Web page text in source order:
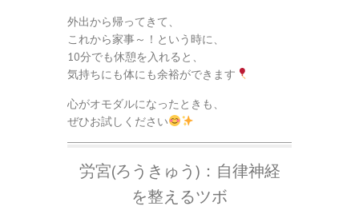
外出から帰ってきて、
これから家事～！という時に、
10分でも休憩を入れると、
気持ちにも体にも余裕ができます
心がオモダルになったときも、
ぜひお試しください
労宮(ろうきゅう)：自律神経
を整えるツボ